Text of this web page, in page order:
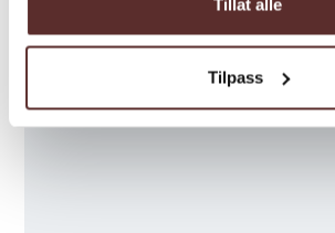
Tillat alle
Tilpass
Karte